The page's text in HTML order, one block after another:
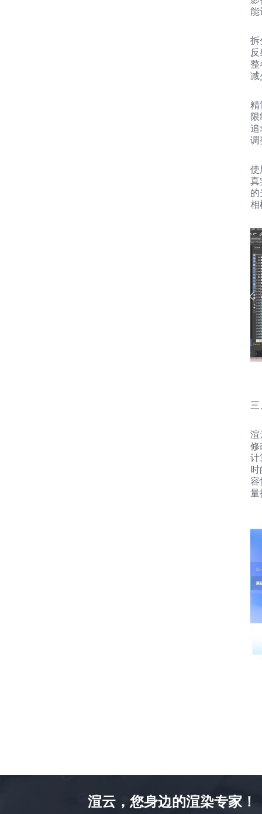
能
拆
整
减
精
追
调
使
真
的
相
三
渲
修
计
时
容
量
渲云，您身边的渲染专家！